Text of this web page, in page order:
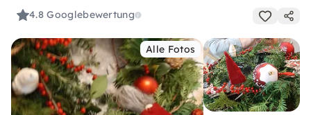
4.8Googlebewertung
Alle Fotos